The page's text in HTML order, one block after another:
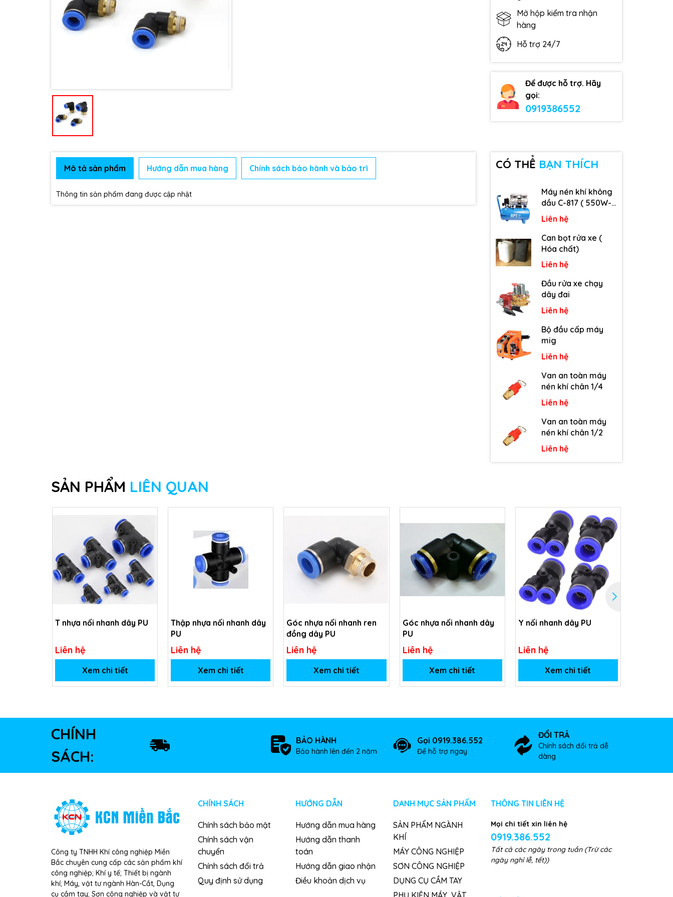
Mở hộp kiểm tra nhận
hàng
Hỗ trợ 24/7
Để được hỗ trợ. Hãy
gọi:
0919386552
Mô tả sản phẩm Hướng dẫn mua hàng Chính sách bảo hành và bảo trì
Thông tin sản phẩm đang được cập nhật
CÓ THỂ BẠN THÍCH
Máy nén khí không
dầu C-817 ( 550W-
9L )
Liên hệ
Can bọt rửa xe (
Hóa chất)
Liên hệ
Đầu rửa xe chạy
dây đai
Liên hệ
Bộ đầu cấp máy
mig
Liên hệ
Van an toàn máy
nén khí chân 1/4
Liên hệ
Van an toàn máy
nén khí chân 1/2
Liên hệ
SẢN PHẨM LIÊN QUAN
T nhựa nối nhanh dây PU
Liên hệ
Xem chi tiết
Thập nhựa nối nhanh dây
PU
Liên hệ
Xem chi tiết
Góc nhựa nối nhanh ren
đồng dây PU
Liên hệ
Xem chi tiết
Góc nhựa nối nhanh dây
PU
Liên hệ
Xem chi tiết
Y nối nhanh dây PU
Liên hệ
Xem chi tiết
CHÍNH
SÁCH:
BẢO HÀNH
Bảo hành lên đến 2 năm
Gọi 0919.386.552
Để hỗ trợ ngay
ĐỔI TRẢ
Chính sách đổi trả dễ
dàng
Công ty TNHH Khí công nghiệp Miền
Bắc chuyên cung cấp các sản phẩm khí
công nghiệp; Khí y tế; Thiết bị ngành
khí; Máy, vật tư ngành Hàn-Cắt, Dụng
cụ cầm tay; Sơn công nghiệp và vật tư
CHÍNH SÁCH
Chính sách bảo mật
Chính sách vận
chuyển
Chính sách đổi trả
Quy định sử dụng
HƯỚNG DẪN
Hướng dẫn mua hàng
Hướng dẫn thanh
toán
Hướng dẫn giao nhận
Điều khoản dịch vụ
DANH MỤC SẢN PHẨM
SẢN PHẨM NGÀNH
KHÍ
MÁY CÔNG NGHIỆP
SƠN CÔNG NGHIỆP
DỤNG CỤ CẦM TAY
THÔNG TIN LIÊN HỆ
Mọi chi tiết xin liên hệ
0919.386.552
Tất cả các ngày trong tuần (Trừ các
ngày nghỉ lễ, tết))